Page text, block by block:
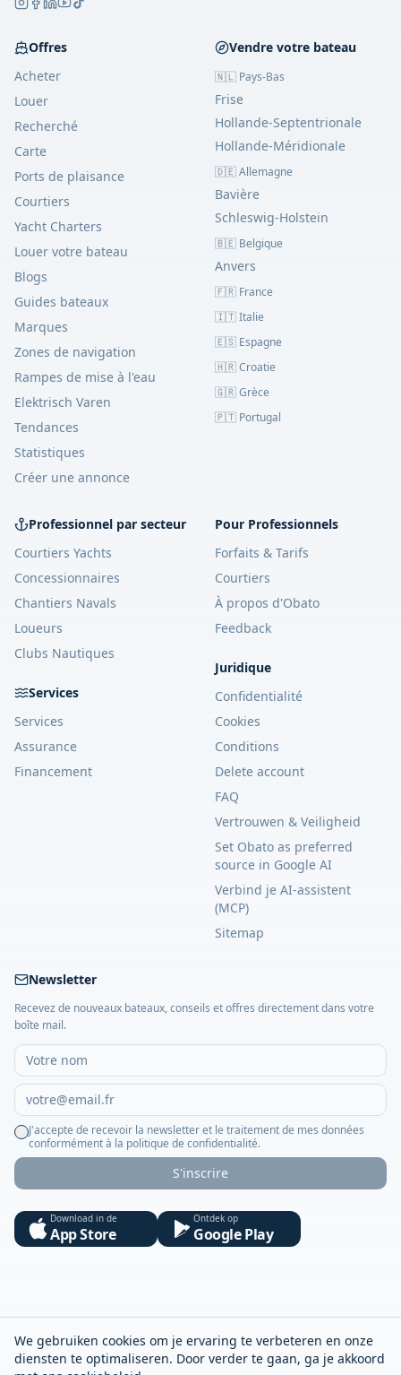
We gebruiken cookies om je ervaring te verbeteren en onze
diensten te optimaliseren. Door verder te gaan, ga je akkoord
Offres
Acheter
Louer
Recherché
Carte
Ports de plaisance
Courtiers
Yacht Charters
Louer votre bateau
Blogs
Guides bateaux
Marques
Zones de navigation
Rampes de mise à l'eau
Elektrisch Varen
Tendances
Statistiques
Créer une annonce
Vendre votre bateau
🇳🇱 Pays-Bas
Frise
Hollande-Septentrionale
Hollande-Méridionale
🇩🇪 Allemagne
Bavière
Schleswig-Holstein
🇧🇪 Belgique
Anvers
🇫🇷 France
🇮🇹 Italie
🇪🇸 Espagne
🇭🇷 Croatie
🇬🇷 Grèce
🇵🇹 Portugal
Professionnel par secteur
Courtiers Yachts
Concessionnaires
Chantiers Navals
Loueurs
Clubs Nautiques
Services
Services
Assurance
Financement
Pour Professionnels
Forfaits & Tarifs
Courtiers
À propos d'Obato
Feedback
Juridique
Confidentialité
Cookies
Conditions
Delete account
FAQ
Vertrouwen & Veiligheid
Set Obato as preferred
source in Google AI
Verbind je AI-assistent
(MCP)
Sitemap
Newsletter
Recevez de nouveaux bateaux, conseils et offres directement dans votre
boîte mail.
J'accepte de recevoir la newsletter et le traitement de mes données
conformément à la politique de confidentialité.
S'inscrire
Download in de
App Store
Ontdek op
Google Play